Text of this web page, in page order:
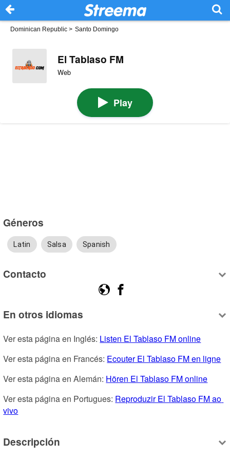
Dominican Republic > Santo Domingo
El Tablaso FM
Web
Play
Géneros
Latin Salsa Spanish
Contacto
En otros idiomas
Ver esta página en Inglés: Listen El Tablaso FM online
Ver esta página en Francés: Ecouter El Tablaso FM en ligne
Ver esta página en Alemán: Hören El Tablaso FM online
Ver esta página en Portugues: Reproduzir El Tablaso FM ao
vivo
Descripción